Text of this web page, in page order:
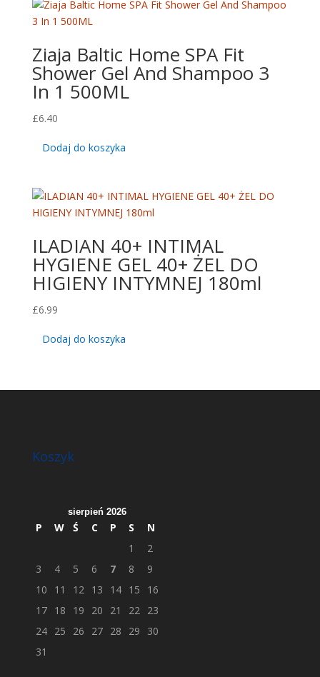
Ziaja Baltic Home SPA Fit
Shower Gel And Shampoo 3
In 1 500ML
£6.40
Dodaj do koszyka
ILADIAN 40+ INTIMAL
HYGIENE GEL 40+ ŻEL DO
HIGIENY INTYMNEJ 180ml
£6.99
Dodaj do koszyka
Koszyk
sierpień 2026
P W Ś C P S
N
1
2
3
4 5 6 7 8
9
10
11 12 13 14 15
16
17 18 19 20 21 22 23
24 25 26 27 28 29
30
31